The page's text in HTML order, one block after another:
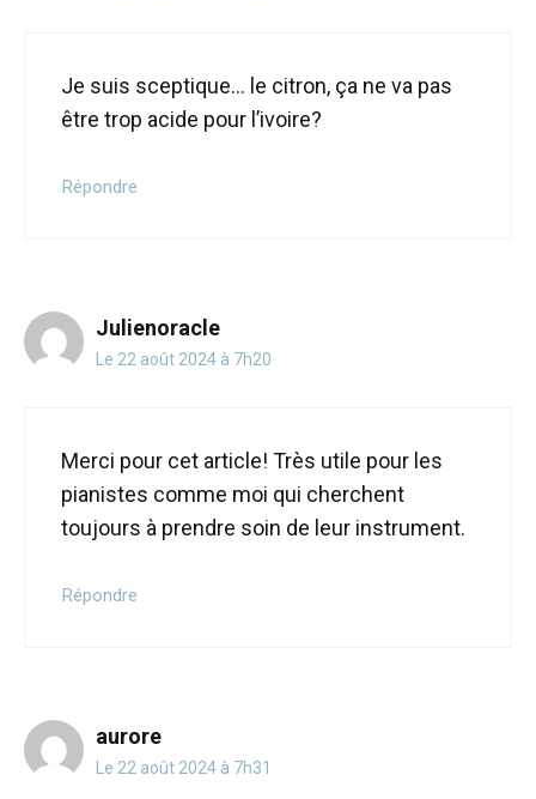
Je suis sceptique… le citron, ça ne va pas
être trop acide pour l’ivoire?
Répondre
Julienoracle
Le 22 août 2024 à 7h20
Merci pour cet article! Très utile pour les
pianistes comme moi qui cherchent
toujours à prendre soin de leur instrument.
Répondre
aurore
Le 22 août 2024 à 7h31